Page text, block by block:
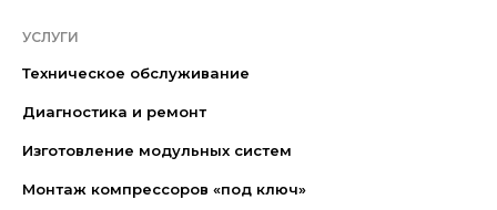
УСЛУГИ
Техническое обслуживание
Диагностика и ремонт
Изготовление модульных систем
Монтаж компрессоров «под ключ»